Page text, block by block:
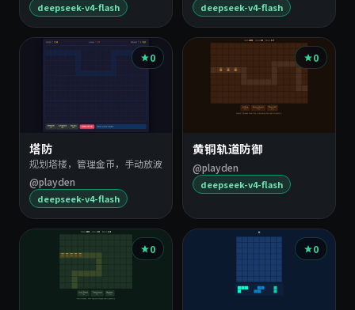
deepseek-v4-flash deepseek-v4-flash
0
塔防
规划塔楼，管理金币，手动放波
@playden
deepseek-v4-flash
0
黄铜轨道防御
@playden
deepseek-v4-flash
0 0